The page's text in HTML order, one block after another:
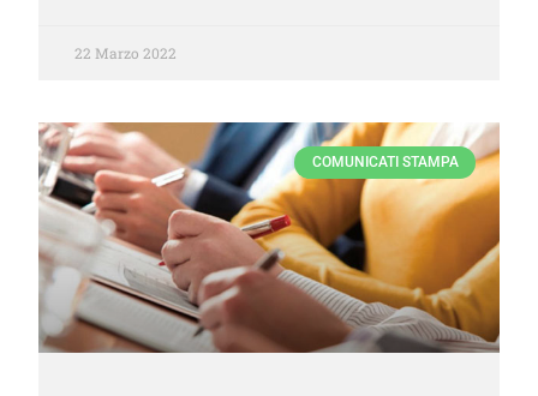
22 Marzo 2022
COMUNICATI STAMPA